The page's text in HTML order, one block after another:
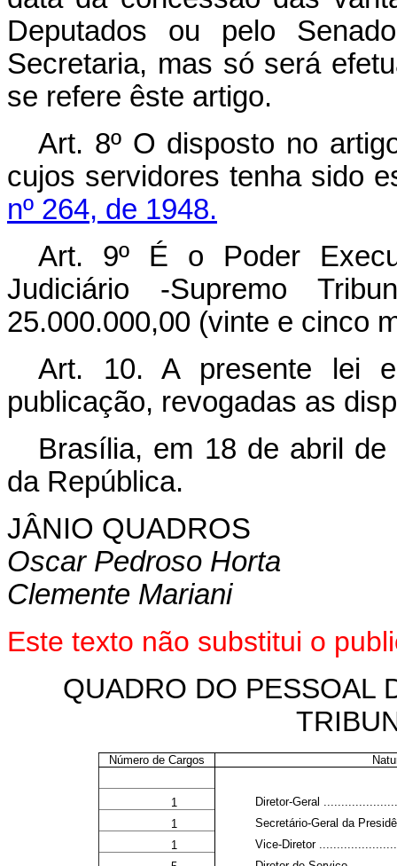
Deputados ou pelo
Secretaria, mas só será
se refere êste artigo.
Art. 8º O disposto no
cujos servidores tenha sido
nº 264, de 1948.
Art. 9º É o Poder
Judiciário -Supremo
25.000.000,00 (vinte e cinco
Art. 10. A presente lei
publicação, revogadas as
Brasília, em 18 de abril de
da República.
JÂNIO QUADROS
Oscar Pedroso Horta
Clemente Mariani
Este texto não substitui o
QUADRO DO PESSOAL
Número de Cargos
1
Diretor-Geral
1
Secretário-Geral da
1
Vice-Diretor